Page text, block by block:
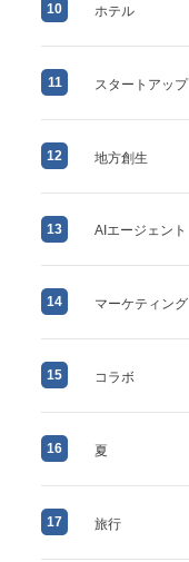
10 ホテル
11 スタートアップ
12 地方創生
13 AIエージェント
14 マーケティング
15 コラボ
16 夏
17 旅行